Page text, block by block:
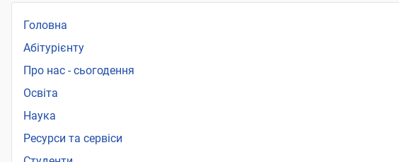
Головна
Абітурієнту
Про нас - сьогодення
Освіта
Наука
Ресурси та сервіси